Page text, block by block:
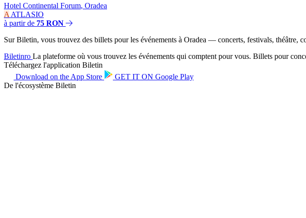
Hotel Continental Forum, Oradea
A ATLASIO
à partir de 75 RON
Sur Biletin, vous trouvez des billets pour les événements à Oradea — concerts, festivals, théâtre,
Biletinro La plateforme où vous trouvez les événements qui comptent pour vous. Billets pour
Téléchargez l'application Biletin
Download on the App Store GET IT ON Google Play
De l'écosystème Biletin